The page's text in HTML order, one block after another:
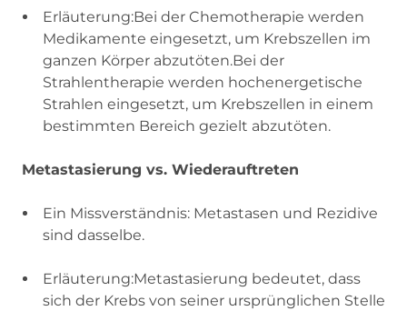
Erläuterung:Bei der Chemotherapie werden
Medikamente eingesetzt, um Krebszellen im
ganzen Körper abzutöten.Bei der
Strahlentherapie werden hochenergetische
Strahlen eingesetzt, um Krebszellen in einem
bestimmten Bereich gezielt abzutöten.
Metastasierung vs. Wiederauftreten
Ein Missverständnis: Metastasen und Rezidive
sind dasselbe.
Erläuterung:Metastasierung bedeutet, dass
sich der Krebs von seiner ursprünglichen Stelle